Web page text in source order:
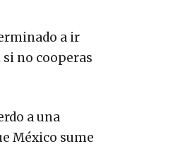
a ir
no cooperas
a una
México sume